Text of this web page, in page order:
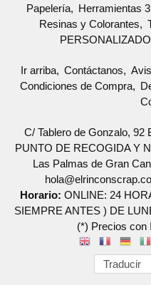
Papelería
Herramientas
Resinas y Colorantes
Ir arriba Contáctanos
Condiciones de Compra
C/ Tablero de Gonzalo,
PUNTO DE RECOGIDA Y
Las Palmas de Gran
Horario: ONLINE: 24
SIEMPRE ANTES ) DE
(*) Precios con